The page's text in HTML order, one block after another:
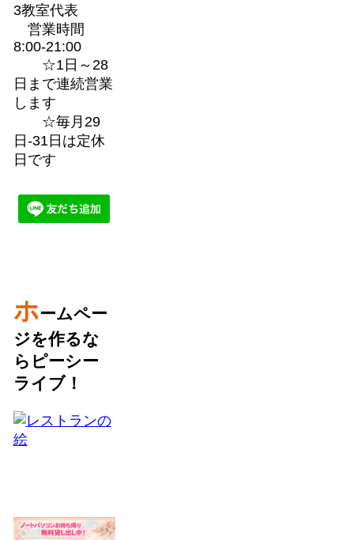
3教室代表
営業時間
8:00-21:00
☆1日～28
日まで連続営業
します
☆毎月29
日-31日は定休
日です
ホームペー
ジを作るな
らピーシー
ライブ！